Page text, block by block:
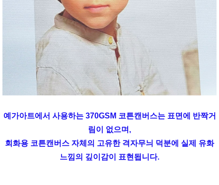
예가아트에서 사용하는 370GSM 코튼캔버스는 표면에 반짝거
림이 없으며,
회화용 코튼캔버스 자체의 고유한 격자무늬 덕분에 실제 유화
느낌의 깊이감이 표현됩니다.